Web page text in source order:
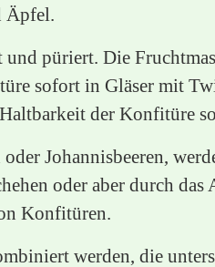
püriert. Die
sofort in Gläser mit
der Konfitüre
Johannisbeeren,
oder aber durch
Konfitüren.
werden, die